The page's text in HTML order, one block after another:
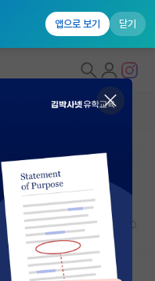
앱으로 보기 닫기
듯합니다